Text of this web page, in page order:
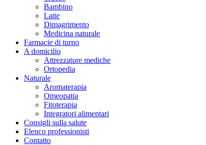
Bambino
Latte
Dimagrimento
Medicina naturale
Farmacie di turno
A domicilio
Attrezzature mediche
Ortopedia
Naturale
Aromaterapia
Omeopatia
Fitoterapia
Integratori alimentari
Consigli sulla salute
Elenco professionisti
Contatto